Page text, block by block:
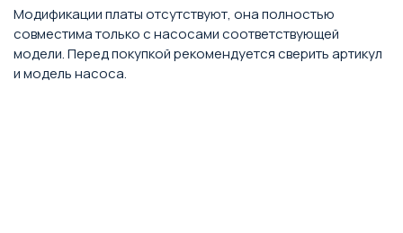
Модификации платы отсутствуют, она полностью
совместима только с насосами соответствующей
модели. Перед покупкой рекомендуется сверить артикул
и модель насоса.